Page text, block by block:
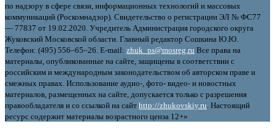
по надзору в сфере связи, информационных технологий и массовых
коммуникаций (Роскомнадзор). Свидетельство о регистрации ЭЛ № ФС77
— 77837 от 19.02.2020. Учредитель Администрация городского округа
Жуковский Московской области. Главный редактор Сошкина Ю.Ю.
Телефон: (495) 556–65–26. E‑mail: zhuk_ps@mosreg.ru Все права на
материалы, опубликованные на сайте, защищены в соответствии с
российским и международным законодательством об авторском праве и
смежных правах. Использование аудио-, фото- видео- и новостных
материалов, размещенных на сайте, допускается только с разрешения
правообладателя и со ссылкой на сайт http://zhukovskiy.ru . Настоящий
ресурс содержит материалы возрастного ценза 12+»